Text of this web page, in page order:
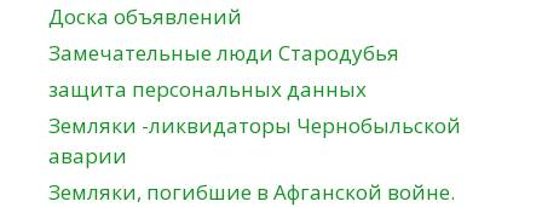
Доска объявлений
Замечательные люди Стародубья
защита персональных данных
Земляки -ликвидаторы Чернобыльской
аварии
Земляки, погибшие в Афганской войне.